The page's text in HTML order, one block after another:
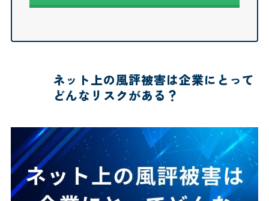
ネット上の風評被害は企業にとって
どんなリスクがある？